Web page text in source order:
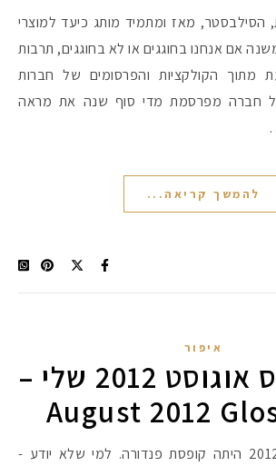
אם אנחנו בחוגגים או לא בחוגגים, תרבות
מתוך הקולקציות והפרסומים של חברות
חברה מפרסמת מדי סוף שנה את מראה
להמשך קריאה...
איפור
גלוסיבוקס אוגוסט 2012 שלי –
August 2012